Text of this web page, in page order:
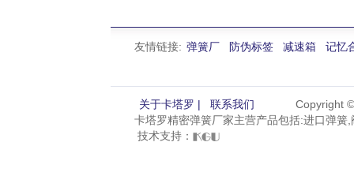
友情链接: 弹簧厂 防伪标签 减速箱 记忆
关于卡塔罗 | 联系我们
Copyright
卡塔罗精密弹簧厂家主营产品包括:进口弹
技术支持：